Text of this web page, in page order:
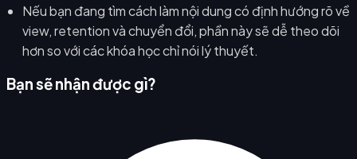
Nếu bạn đang tìm cách làm nội dung có định hướng rõ về
view, retention và chuyển đổi, phần này sẽ dễ theo dõi
hơn so với các khóa học chỉ nói lý thuyết.
Bạn sẽ nhận được gì?